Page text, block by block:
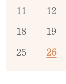
11 12
18 19
25 26